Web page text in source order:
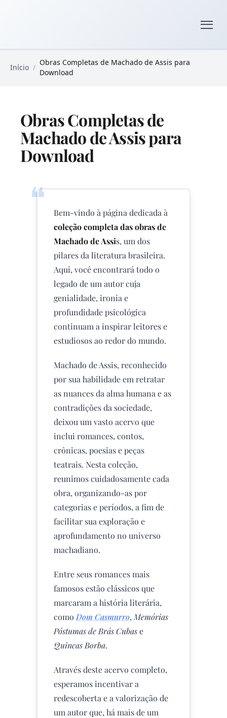
Início /
Obras Completas de Machado de Assis para
Download
Obras Completas de
Machado de Assis para
Download
❝
Bem-vindo à página dedicada à
coleção completa das obras de
Machado de Assis, um dos
pilares da literatura brasileira.
Aqui, você encontrará todo o
legado de um autor cuja
genialidade, ironia e
profundidade psicológica
continuam a inspirar leitores e
estudiosos ao redor do mundo.
Machado de Assis, reconhecido
por sua habilidade em retratar
as nuances da alma humana e as
contradições da sociedade,
deixou um vasto acervo que
inclui romances, contos,
crônicas, poesias e peças
teatrais. Nesta coleção,
reunimos cuidadosamente cada
obra, organizando-as por
categorias e períodos, a fim de
facilitar sua exploração e
aprofundamento no universo
machadiano.
Entre seus romances mais
famosos estão clássicos que
marcaram a história literária,
como Dom Casmurro, Memórias
Póstumas de Brás Cubase
Quincas Borba.
Através deste acervo completo,
esperamos incentivar a
redescoberta e a valorização de
um autor que, há mais de um